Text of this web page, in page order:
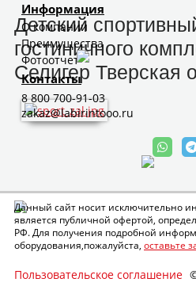
Детский
гостиничного
Селигер Тверская
Информация
О компании
Преимущества
Фотоотчет
Контакты
8 800 700-91-03
zakaz@labirintooo.ru
Данный сайт носит исключительно
является публичной офертой,
РФ. Для получения подробной
оборудования,пожалуйста, оставьте
Пользовательское соглашение